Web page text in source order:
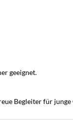
geeignet.
Begleiter für